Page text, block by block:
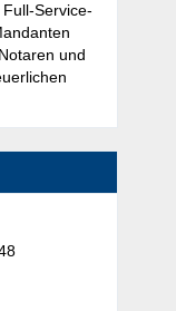
Service-
und